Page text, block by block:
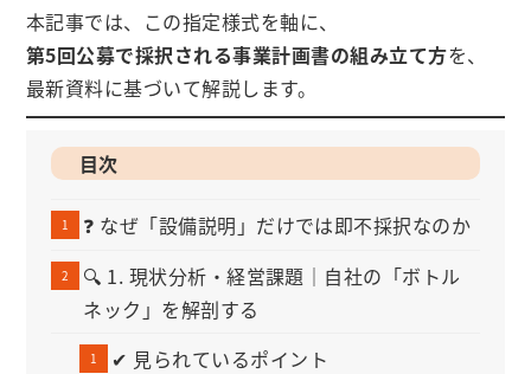
本記事では、この指定様式を軸に、
第5回公募で採択される事業計画書の組み立て方を、
最新資料に基づいて解説します。
目次
❓ なぜ「設備説明」だけでは即不採択なのか
🔍 1. 現状分析・経営課題｜自社の「ボトル
ネック」を解剖する
✔ 見られているポイント